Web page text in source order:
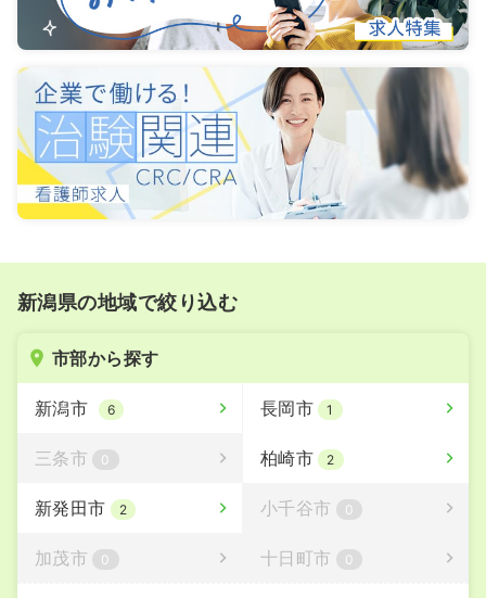
新潟県の地域で絞り込む
市部から探す
新潟市 6 長岡市 1
三条市 0 柏崎市 2
新発田市 2 小千谷市 0
加茂市 0 十日町市 0